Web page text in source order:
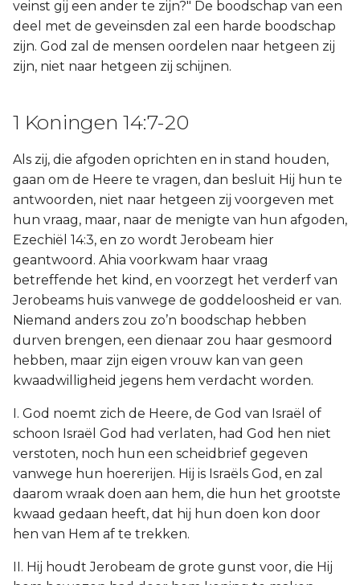
veinst gij een ander te zijn?" De boodschap van een
deel met de geveinsden zal een harde boodschap
zijn. God zal de mensen oordelen naar hetgeen zij
zijn, niet naar hetgeen zij schijnen.
1 Koningen 14:7-20
Als zij, die afgoden oprichten en in stand houden,
gaan om de Heere te vragen, dan besluit Hij hun te
antwoorden, niet naar hetgeen zij voorgeven met
hun vraag, maar, naar de menigte van hun afgoden,
Ezechiël 14:3, en zo wordt Jerobeam hier
geantwoord. Ahia voorkwam haar vraag
betreffende het kind, en voorzegt het verderf van
Jerobeams huis vanwege de goddeloosheid er van.
Niemand anders zou zo’n boodschap hebben
durven brengen, een dienaar zou haar gesmoord
hebben, maar zijn eigen vrouw kan van geen
kwaadwilligheid jegens hem verdacht worden.
I. God noemt zich de Heere, de God van Israël of
schoon Israël God had verlaten, had God hen niet
verstoten, noch hun een scheidbrief gegeven
vanwege hun hoererijen. Hij is Israëls God, en zal
daarom wraak doen aan hem, die hun het grootste
kwaad gedaan heeft, dat hij hun doen kon door
hen van Hem af te trekken.
II. Hij houdt Jerobeam de grote gunst voor, die Hij